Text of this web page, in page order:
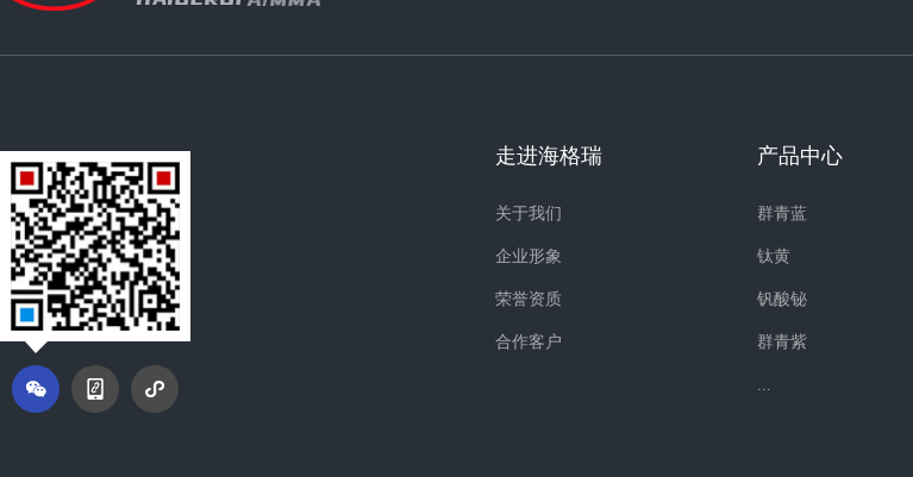
走进海格瑞
关于我们
企业形象
荣誉资质
合作客户
产品中心
群青蓝
钛黄
钒酸铋
群青紫
...